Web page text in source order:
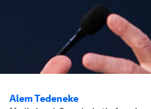
Alem Tedeneke